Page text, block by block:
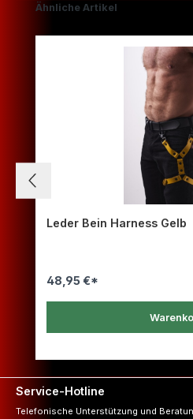
Produktgalerie überspringen
Ähnliche Artikel
Leder Bein Harness Gelb
48,95 €*
Service-Hotline
Telefonische Unterstützung und